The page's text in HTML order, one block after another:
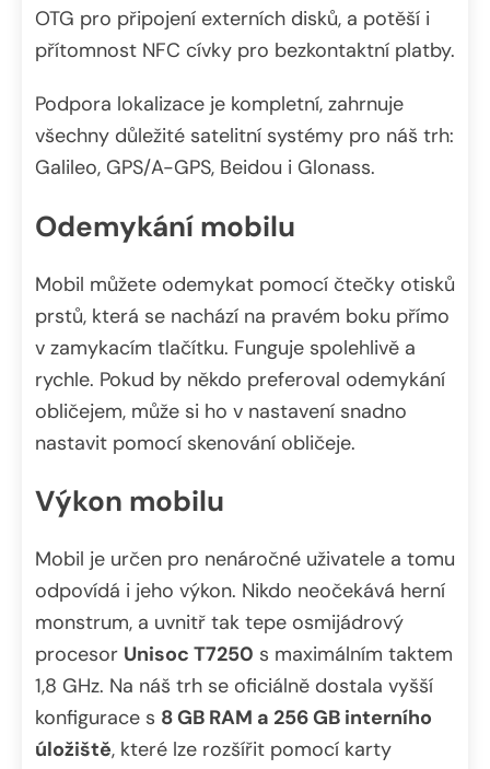
OTG pro připojení externích disků, a potěší i
přítomnost NFC cívky pro bezkontaktní platby.
Podpora lokalizace je kompletní, zahrnuje
všechny důležité satelitní systémy pro náš trh:
Galileo, GPS/A-GPS, Beidou i Glonass.
Odemykání mobilu
Mobil můžete odemykat pomocí čtečky otisků
prstů, která se nachází na pravém boku přímo
v zamykacím tlačítku. Funguje spolehlivě a
rychle. Pokud by někdo preferoval odemykání
obličejem, může si ho v nastavení snadno
nastavit pomocí skenování obličeje.
Výkon mobilu
Mobil je určen pro nenáročné uživatele a tomu
odpovídá i jeho výkon. Nikdo neočekává herní
monstrum, a uvnitř tak tepe osmijádrový
procesor Unisoc T7250 s maximálním taktem
1,8 GHz. Na náš trh se oficiálně dostala vyšší
konfigurace s 8 GB RAM a 256 GB interního
úložiště, které lze rozšířit pomocí karty